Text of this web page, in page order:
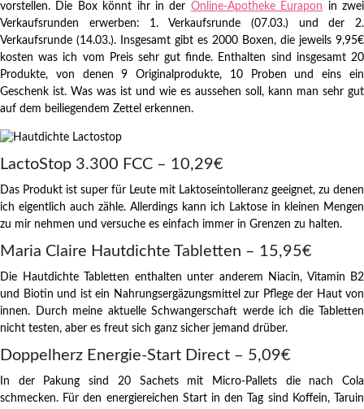
vorstellen. Die Box könnt ihr in der Online-Apotheke Eurapon in zwei
Verkaufsrunden erwerben: 1. Verkaufsrunde (07.03.) und der 2.
Verkaufsrunde (14.03.). Insgesamt gibt es 2000 Boxen, die jeweils 9,95€
kosten was ich vom Preis sehr gut finde. Enthalten sind insgesamt 20
Produkte, von denen 9 Originalprodukte, 10 Proben und eins ein
Geschenk ist. Was was ist und wie es aussehen soll, kann man sehr gut
auf dem beiliegendem Zettel erkennen.
LactoStop 3.300 FCC – 10,29€
Das Produkt ist super für Leute mit Laktoseintolleranz geeignet, zu denen
ich eigentlich auch zähle. Allerdings kann ich Laktose in kleinen Mengen
zu mir nehmen und versuche es einfach immer in Grenzen zu halten.
Maria Claire Hautdichte Tabletten – 15,95€
Die Hautdichte Tabletten enthalten unter anderem Niacin, Vitamin B2
und Biotin und ist ein Nahrungsergäzungsmittel zur Pflege der Haut von
innen. Durch meine aktuelle Schwangerschaft werde ich die Tabletten
nicht testen, aber es freut sich ganz sicher jemand drüber.
Doppelherz Energie-Start Direct – 5,09€
In der Pakung sind 20 Sachets mit Micro-Pallets die nach Cola
schmecken. Für den energiereichen Start in den Tag sind Koffein, Taruin